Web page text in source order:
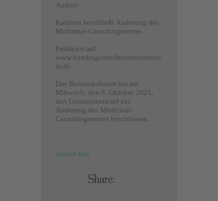
Author:
Kabinett beschließt Änderung des
Medizinal-Cannabisgesetzes
Publiziert auf
www.bundesgesundheitsministeriu
m.de
Das Bundeskabinett hat am
Mittwoch, den 8. Oktober 2025,
den Gesetzesentwurf zur
Änderung des Medizinal-
Cannabisgesetzes beschlossen.
Source link
Share: